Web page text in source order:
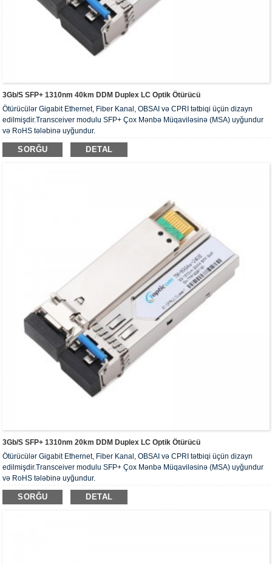
3Gb/s SFP+ 1310nm 40km DDM Duplex LC Optik Ötürücü
Ötürücülər Gigabit Ethernet, Fiber Kanal, OBSAI və CPRI tətbiqi üçün dizayn
edilmişdir.Transceiver modulu SFP+ Çox Mənbə Müqaviləsinə (MSA) uyğundur
və RoHS tələbinə uyğundur.
SORĞU DETAL
3Gb/s SFP+ 1310nm 20km DDM Duplex LC Optik Ötürücü
Ötürücülər Gigabit Ethernet, Fiber Kanal, OBSAI və CPRI tətbiqi üçün dizayn
edilmişdir.Transceiver modulu SFP+ Çox Mənbə Müqaviləsinə (MSA) uyğundur
və RoHS tələbinə uyğundur.
SORĞU DETAL